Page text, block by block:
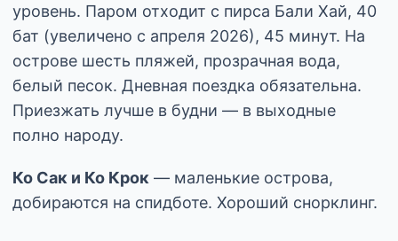
уровень. Паром отходит с пирса Бали Хай, 40
бат (увеличено с апреля 2026), 45 минут. На
острове шесть пляжей, прозрачная вода,
белый песок. Дневная поездка обязательна.
Приезжать лучше в будни — в выходные
полно народу.
Ко Сак и Ко Крок — маленькие острова,
добираются на спидботе. Хороший снорклинг.